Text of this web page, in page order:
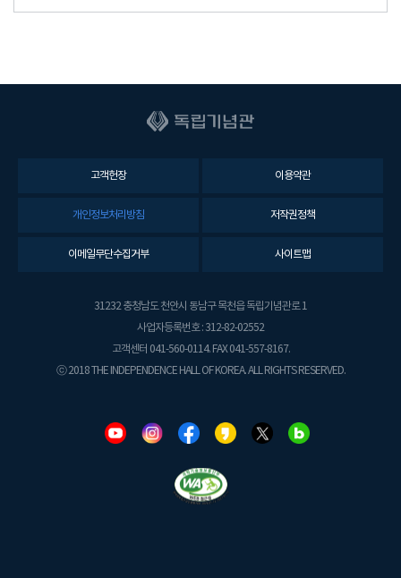
고객헌장 이용약관
개인정보처리방침 저작권정책
이메일무단수집거부 사이트맵
31232 충청남도 천안시 동남구 목천읍 독립기념관로 1
사업자등록번호 : 312-82-02552
고객센터 041-560-0114. FAX 041-557-8167.
ⓒ 2018 THE INDEPENDENCE HALL OF KOREA. ALL RIGHTS RESERVED.